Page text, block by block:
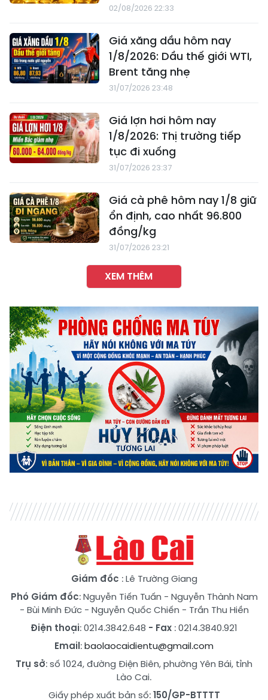
02/08/2026 22:33
Giá xăng dầu hôm nay
1/8/2026: Dầu thế giới WTI,
Brent tăng nhẹ
31/07/2026 23:48
Giá lợn hơi hôm nay
1/8/2026: Thị trường tiếp
tục đi xuống
31/07/2026 23:37
Giá cà phê hôm nay 1/8 giữ
ổn định, cao nhất 96.800
đồng/kg
31/07/2026 23:21
XEM THÊM
Giám đốc : Lê Trường Giang
Phó Giám đốc:Nguyễn Tiến Tuấn - Nguyễn Thành Nam
- Bùi Minh Đức- Nguyễn Quốc Chiến - Trần Thu Hiền
Điện thoại: 0214.3842.648 - Fax : 0214.3840.921
Email:baolaocaidientu@gmail.com
Trụ sở: số 1024, đường Điện Biên, phường Yên Bái, tỉnh
Lào Cai.
Giấy phép xuất bản số:150/GP-BTTTT